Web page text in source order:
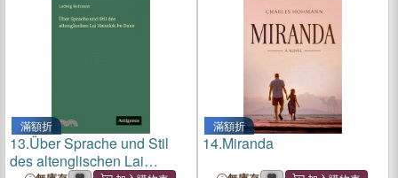
滿額折
13.Über Sprache und Stil
des altenglischen Lai
滿額折
14.Miranda